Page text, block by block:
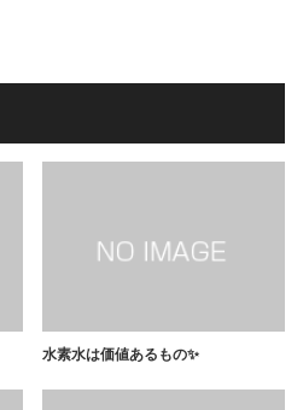
水素水は価値あるもの✨